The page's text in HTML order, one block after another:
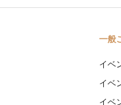
一般
イベ
イベ
イベ